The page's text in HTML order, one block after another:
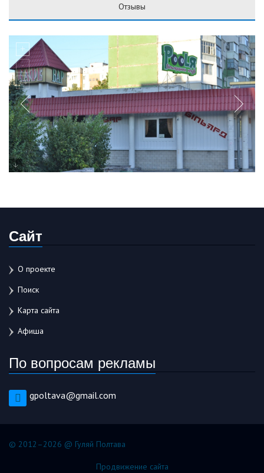
Отзывы
Сайт
О проекте
Поиск
Карта сайта
Афиша
По вопросам рекламы
gpoltava@gmail.com
© 2012–2026 @ Гуляй Полтава
Продвижение сайта